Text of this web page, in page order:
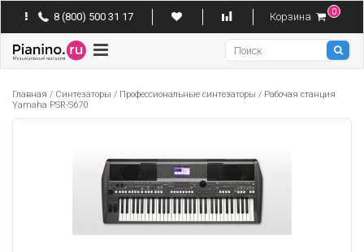
8 (800) 500 31 17 Корзина 0
Pianino
Главная / Синтезаторы / Профессиональные синтезаторы / Рабочая станция
Yamaha PSR-S670